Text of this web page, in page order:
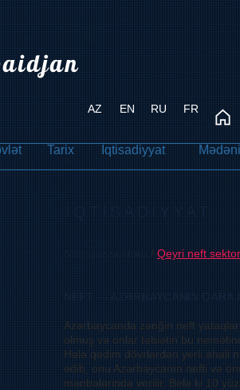
EN RU FR
Tarix İqtisadiyyat
İQTİSADİYYAT
Neft-qaz sektoru / Qeyri neft
NEFT — AZƏRBAYCANIN QARA
Azərbaycanda zənğin neft
olmuş və onlar təbiətin bu
Hələ qədim dövrlərdən yerli əhali
edib, onu Azərbaycanın nefti və
mənbələrində verilir. Belə ki 10
AZ